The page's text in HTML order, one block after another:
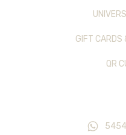
GIFT CARDS
QR